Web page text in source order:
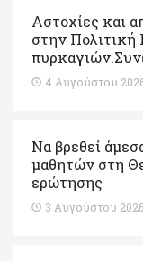
Αστοχίες και
στην Πολιτική
4 Αυγούστου
Να βρεθεί
μαθητών στη
ερώτησης
3 Αυγούστου 2026